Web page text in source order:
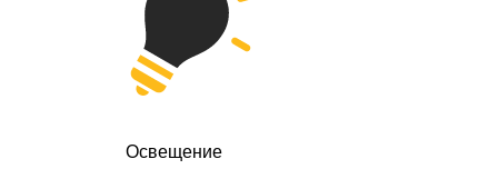
Освещение